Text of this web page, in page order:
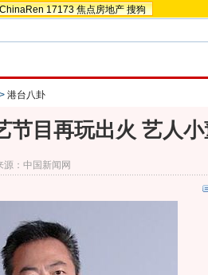
17173 焦点房地产 搜狗
> 港台八卦
节目再玩出火 艺人
源： 中国新闻网